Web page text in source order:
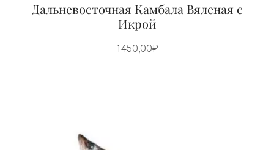
Дальневосточная Камбала Вяленая с
Икрой
1450,00₽